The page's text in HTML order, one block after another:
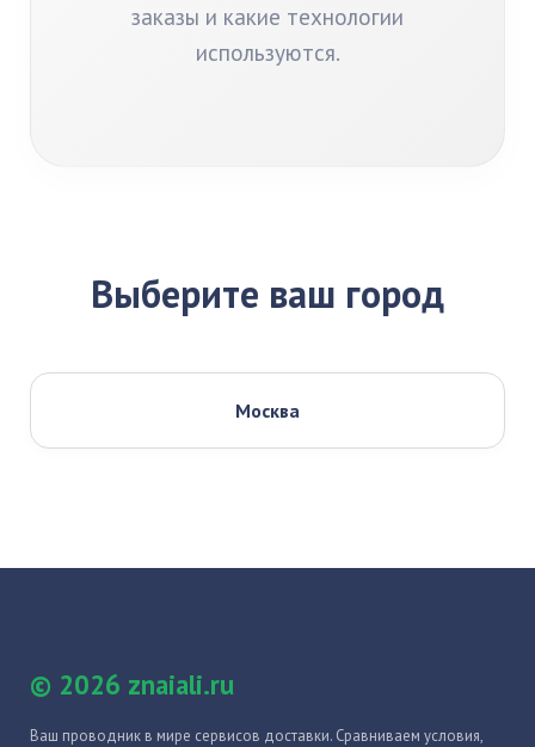
заказы и какие технологии
используются.
Выберите ваш город
Москва
© 2026 znaiali.ru
Ваш проводник в мире сервисов доставки. Сравниваем условия,